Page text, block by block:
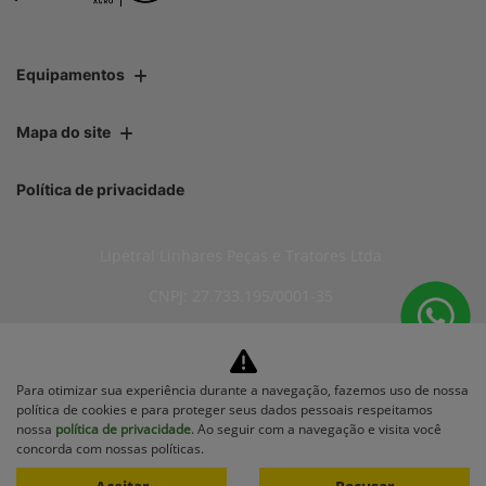
Equipamentos
Mapa do site
Política de privacidade
No trânsito, enxergar o outro
salva vidas.
Para otimizar sua experiência durante a navegação, fazemos uso de nossa
política de cookies e para proteger seus dados pessoais respeitamos
nossa política de privacidade. Ao seguir com a navegação e visita você
concorda com nossas políticas.